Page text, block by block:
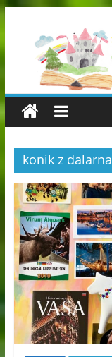
konik z dalarna